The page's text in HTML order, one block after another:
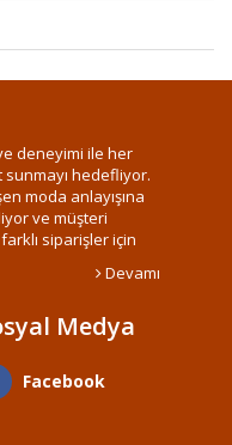
deneyimi ile her
hedefliyor.
moda anlayışına
ve müşteri
siparişler için
Devamı
Medya
Facebook